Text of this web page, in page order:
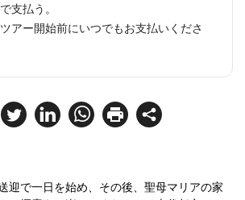
迎で一日を始め、その後、聖母マリアの家
支払う。
アー開始前にいつでもお支払いくださ